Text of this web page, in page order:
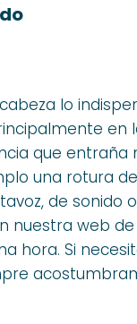
lo
en
que
una rotura
de sonido
nuestra web de
hora. Si